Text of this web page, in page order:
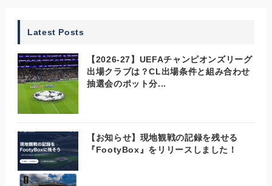
Latest Posts
【2026-27】UEFAチャンピオンズリーグ
出場クラブは？CL出場条件と組み合わせ
抽選会のポット分...
【お知らせ】現地観戦の記録を残せる
『FootyBox』をリリースしました！